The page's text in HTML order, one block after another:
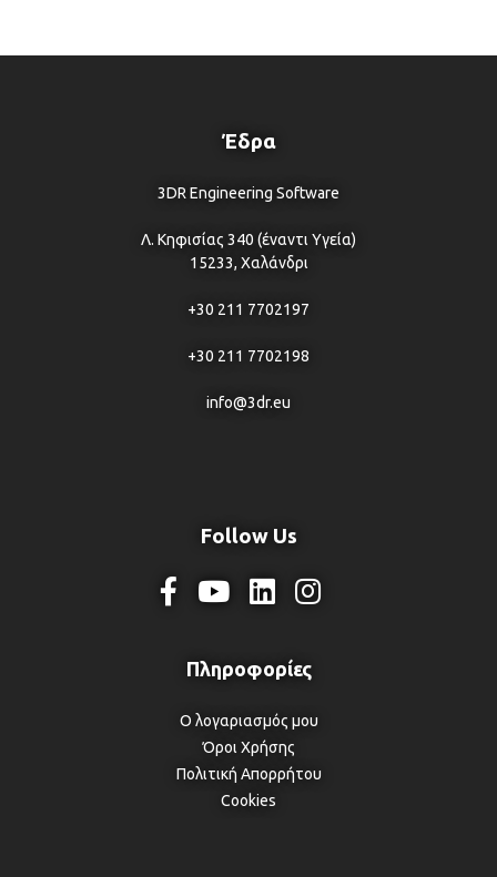
Έδρα
3DR Engineering Software
Λ. Κηφισίας 340 (έναντι Υγεία)
15233, Χαλάνδρι
+30 211 7702197
+30 211 7702198
info@3dr.eu
Follow Us
Ο λογαριασμός μου
Όροι Χρήσης
Πολιτική Απορρήτου
Cookies